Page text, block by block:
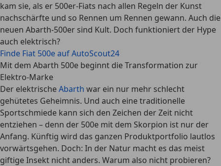
kam sie, als er 500er-Fiats nach allen Regeln der Kunst
nachschärfte und so Rennen um Rennen gewann. Auch die
neuen Abarth-500er sind Kult. Doch funktioniert der Hype
auch elektrisch?
Finde Fiat 500e auf AutoScout24
Mit dem Abarth 500e beginnt die Transformation zur
Elektro-Marke
Der elektrischeAbarth war ein nur mehr schlecht
gehütetes Geheimnis. Und auch eine traditionelle
Sportschmiede kann sich den Zeichen der Zeit nicht
entziehen – denn der 500e mit dem Skorpion ist nur der
Anfang. Künftig wird das ganzen Produktportfolio lautlos
vorwärtsgehen. Doch: In der Natur macht es das meist
giftige Insekt nicht anders. Warum also nicht probieren?